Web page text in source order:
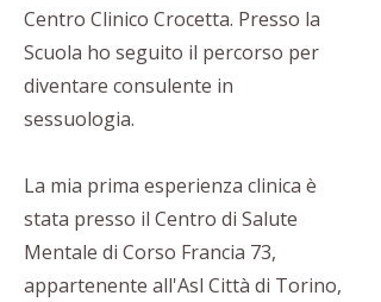
Centro Clinico Crocetta. Presso la
Scuola ho seguito il percorso per
diventare consulente in
sessuologia.
La mia prima esperienza clinica è
stata presso il Centro di Salute
Mentale di Corso Francia 73,
appartenente all'Asl Città di Torino,